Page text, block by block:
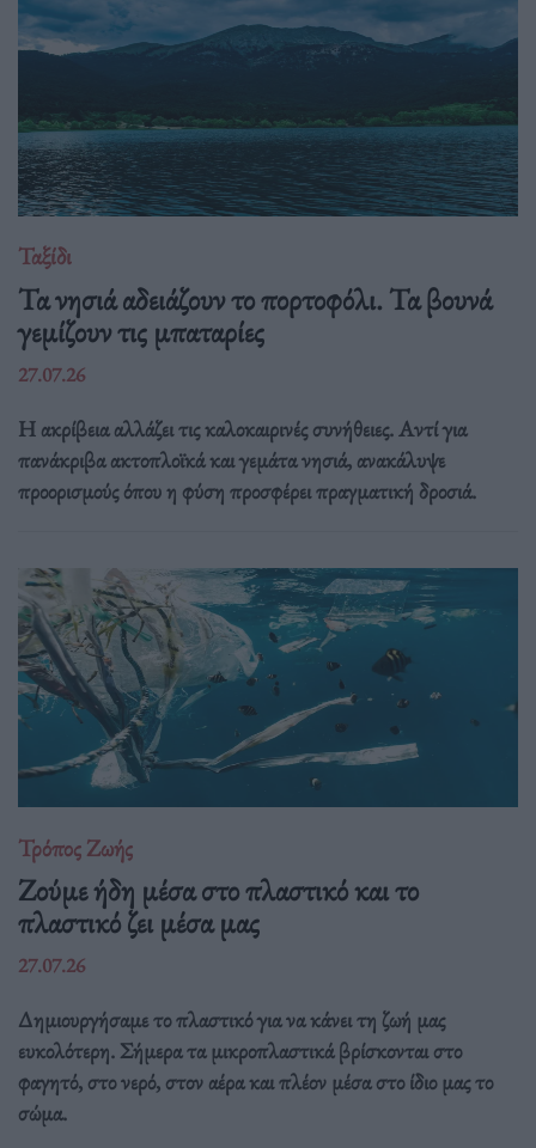
Ταξίδι
Τα νησιά αδειάζουν το πορτοφόλι. Τα βουνά
γεμίζουν τις μπαταρίες
27.07.26
Η ακρίβεια αλλάζει τις καλοκαιρινές συνήθειες. Αντί για
πανάκριβα ακτοπλοϊκά και γεμάτα νησιά, ανακάλυψε
προορισμούς όπου η φύση προσφέρει πραγματική δροσιά.
Τρόπος Ζωής
Ζούμε ήδη μέσα στο πλαστικό και το
πλαστικό ζει μέσα μας
27.07.26
Δημιουργήσαμε το πλαστικό για να κάνει τη ζωή μας
ευκολότερη. Σήμερα τα μικροπλαστικά βρίσκονται στο
φαγητό, στο νερό, στον αέρα και πλέον μέσα στο ίδιο μας το
σώμα.